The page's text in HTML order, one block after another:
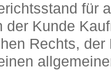
für
der Kunde
Rechts, der